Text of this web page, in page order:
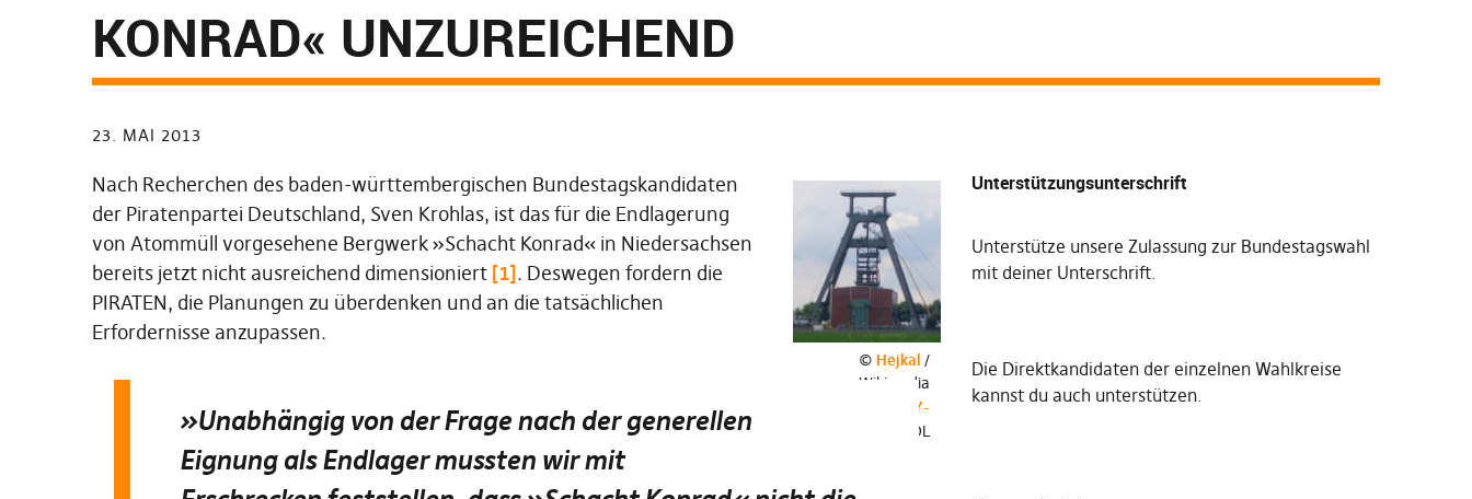
KONRAD« UNZUREICHEND
23. MAI 2013
© Hejkal /
Wikimedia
CC-BY-
/ GFDL
Nach Recherchen des baden-württembergischen Bundestagskandidaten
der Piratenpartei Deutschland, Sven Krohlas, ist das für die Endlagerung
von Atommüll vorgesehene Bergwerk »Schacht Konrad« in Niedersachsen
bereits jetzt nicht ausreichend dimensioniert [1]. Deswegen fordern die
PIRATEN, die Planungen zu überdenken und an die tatsächlichen
Erfordernisse anzupassen.
»Unabhängig von der Frage nach der generellen
Eignung als Endlager mussten wir mit
Unterstützungsunterschrift
Unterstütze unsere Zulassung zur Bundestagswahl
mit deiner Unterschrift.
Die Direktkandidaten der einzelnen Wahlkreise
kannst du auch unterstützen.